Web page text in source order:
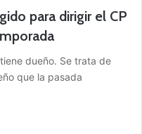
para dirigir el CP
dueño. Se trata de
que la pasada